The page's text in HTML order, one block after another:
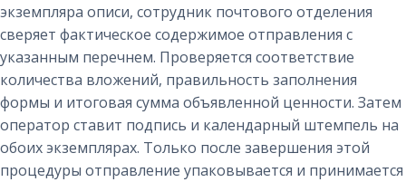
экземпляра описи, сотрудник почтового отделения
сверяет фактическое содержимое отправления с
указанным перечнем. Проверяется соответствие
количества вложений, правильность заполнения
формы и итоговая сумма объявленной ценности. Затем
оператор ставит подпись и календарный штемпель на
обоих экземплярах. Только после завершения этой
процедуры отправление упаковывается и принимается